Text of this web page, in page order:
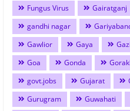
Fungus Virus
Gairatganj
gandhi nagar
Gawlior
Gaya
Goa
Gonda
govt.jobs
Gujarat
Gurugram
Guwahati